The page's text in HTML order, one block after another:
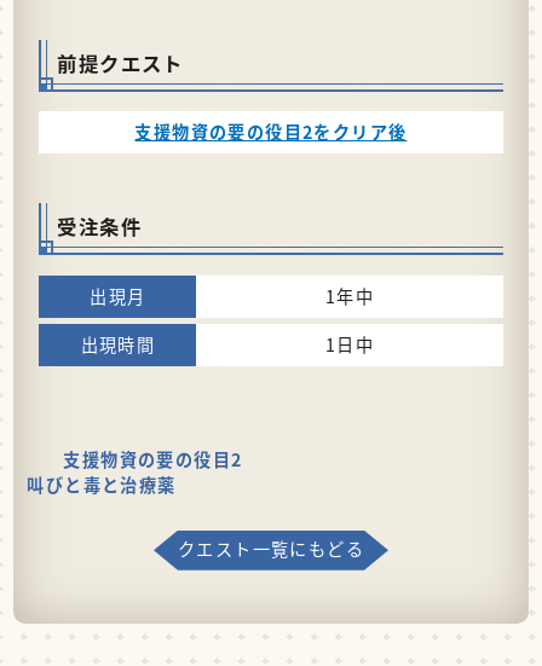
前提クエスト
支援物資の要の役目2をクリア後
受注条件
1年中
1日中
支援物資の要の役目2
叫びと毒と治療薬
クエスト一覧にもどる